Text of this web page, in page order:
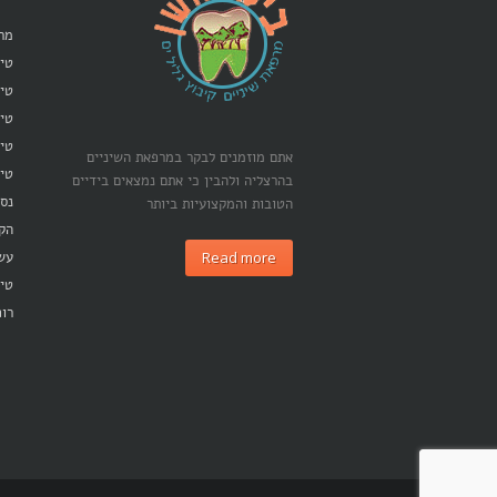
אתם מוזמנים לבקר במרפאת השיניים
בהרצליה ולהבין כי אתם נמצאים בידיים
הטובות והמקצועיות ביותר
Read more